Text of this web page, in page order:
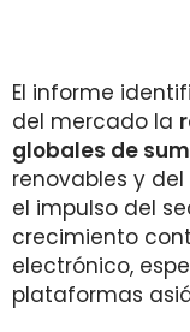
El informe
del mercado la
globales de
renovables y
el impulso del
crecimiento
electrónico,
plataformas